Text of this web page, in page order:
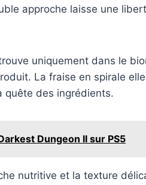
approche laisse une
uniquement dans le
La fraise en spirale
quête des ingrédients.
Dungeon II sur PS5
nutritive et la texture